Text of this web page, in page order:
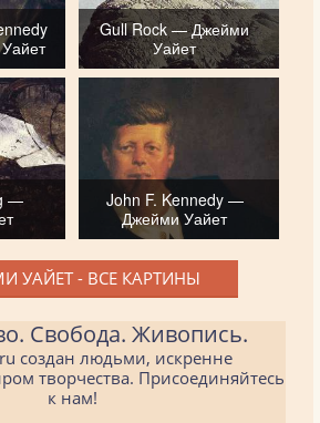
Gull Rock — Джейми
Уайет
—
John F. Kennedy —
Джейми Уайет
УАЙЕТ - ВСЕ КАРТИНЫ
Свобода. Живопись.
создан людьми, искренне
творчества. Присоединяйтесь
к нам!